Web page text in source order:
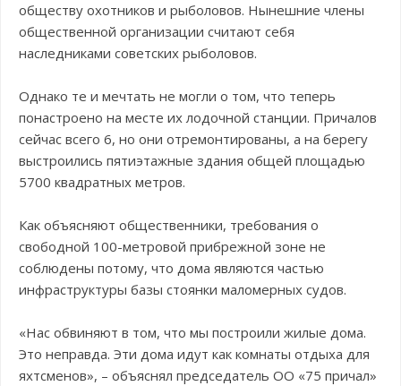
обществу охотников и рыболовов. Нынешние члены
общественной организации считают себя
наследниками советских рыболовов.
Однако те и мечтать не могли о том, что теперь
понастроено на месте их лодочной станции. Причалов
сейчас всего 6, но они отремонтированы, а на берегу
выстроились пятиэтажные здания общей площадью
5700 квадратных метров.
Как объясняют общественники, требования о
свободной 100-метровой прибрежной зоне не
соблюдены потому, что дома являются частью
инфраструктуры базы стоянки маломерных судов.
«Нас обвиняют в том, что мы построили жилые дома.
Это неправда. Эти дома идут как комнаты отдыха для
яхтсменов», – объяснял председатель ОО «75 причал»